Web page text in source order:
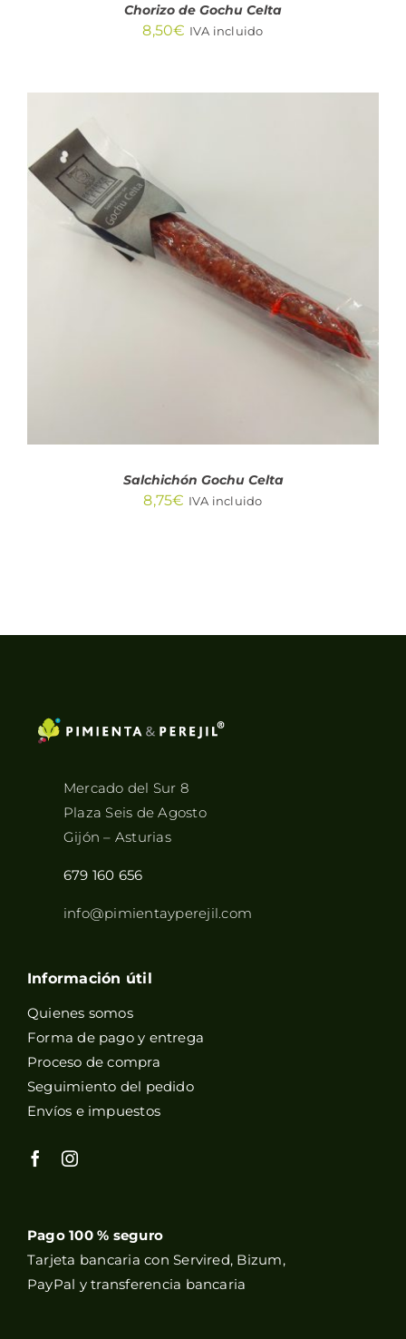
Chorizo de Gochu Celta
8,50€ IVA incluido
AÑADIR AL CARRITO
Salchichón Gochu Celta
8,75€ IVA incluido
Mercado del Sur 8
Plaza Seis de Agosto
Gijón – Asturias
679 160 656
info@pimientayperejil.com
Información útil
Quienes somos
Forma de pago y entrega
Proceso de compra
Seguimiento del pedido
Envíos e impuestos
Pago 100 % seguro
Tarjeta bancaria con Servired, Bizum,
PayPal y transferencia bancaria